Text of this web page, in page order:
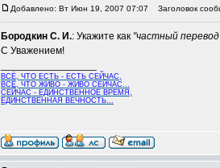
Добавлено: Вт Июн 19, 2007 07:07 Заголовок
Бородкин С. И.: Укажите как "частный
С Уважением!
ВСЁ, ЧТО ЕСТЬ - ЕСТЬ СЕЙЧАС,
ВСЁ, ЧТО ЖИВО - ЖИВО СЕЙЧАС...
СЕЙЧАС - ЕДИНСТВЕННОЕ ВРЕМЯ,
ЕДИНСТВЕННАЯ ВЕЧНОСТЬ...